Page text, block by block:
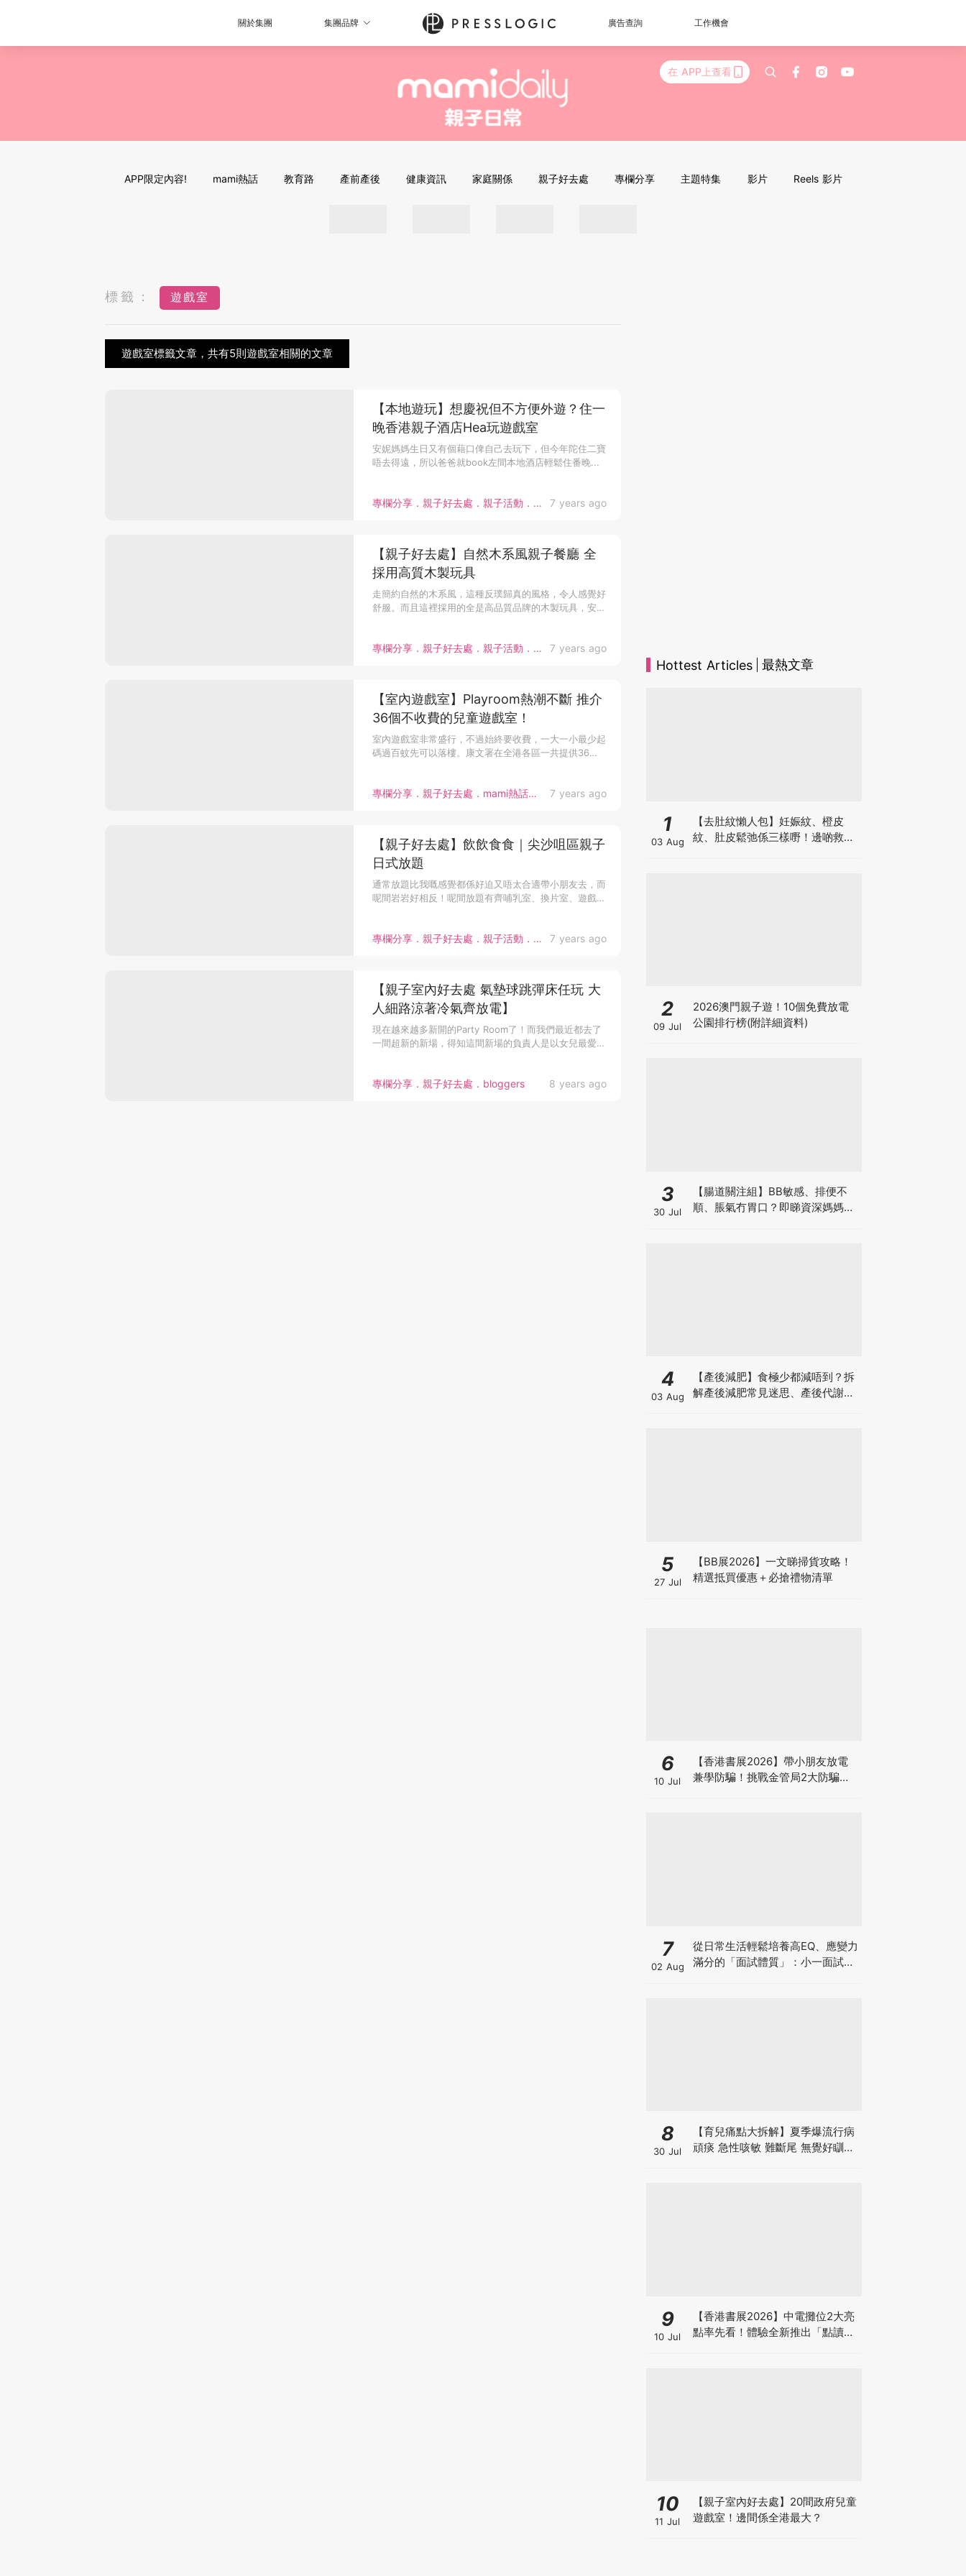
關於集團 集團品牌 廣告查詢 工作機會
在 APP上查看
APP限定內容! mami熱話 教育路 產前產後 健康資訊 家庭關係 親子好去處 專欄分享 主題特集 影片 Reels 影片
標籤： 遊戲室
遊戲室標籤文章，共有5則遊戲室相關的文章
專欄分享．親子好去處．親子活動．bloggers 7 years ago
【本地遊玩】想慶祝但不方便外遊？住一
晚香港親子酒店Hea玩遊戲室
安妮媽媽生日又有個藉口俾自己去玩下，但今年陀住二寶
唔去得遠，所以爸爸就book左間本地酒店輕鬆住番晚...
專欄分享．親子好去處．親子活動．bloggers 7 years ago
【親子好去處】自然木系風親子餐廳 全
採用高質木製玩具
走簡約自然的木系風，這種反璞歸真的風格，令人感覺好
舒服。而且這裡採用的全是高品質品牌的木製玩具，安
專欄分享．親子好去處．mami熱話．著數優惠．親子活動．bloggers 7 years ago
【室內遊戲室】Playroom熱潮不斷 推介
36個不收費的兒童遊戲室！
室內遊戲室非常盛行，不過始終要收費，一大一小最少起
碼過百蚊先可以落樓。康文署在全港各區一共提供36
專欄分享．親子好去處．親子活動．bloggers 7 years ago
【親子好去處】飲飲食食｜尖沙咀區親子
日式放題
通常放題比我嘅感覺都係好迫又唔太合適帶小朋友去，而
呢間岩岩好相反！呢間放題有齊哺乳室、換片室、遊戲
專欄分享．親子好去處．bloggers 8 years ago
【親子室內好去處 氣墊球跳彈床任玩 大
人細路涼著冷氣齊放電】
現在越來越多新開的Party Room了！而我們最近都去了
一間超新的新場，得知這間新場的負責人是以女兒最愛的
Hottest Articles 最熱文章
1
03 Aug
【去肚紋懶人包】妊娠紋、橙皮
紋、肚皮鬆弛係三樣嘢！邊啲救得
2
09 Jul
2026澳門親子遊！10個免費放電
公園排行榜(附詳細資料)
3
30 Jul
【腸道關注組】BB敏感、排便不
順、脹氣冇胃口？即睇資深媽媽分
4
03 Aug
【產後減肥】食極少都減唔到？拆
解產後減肥常見迷思、產後代謝、
5
27 Jul
【BB展2026】一文睇掃貨攻略！
精選抵買優惠＋必搶禮物清單
6
10 Jul
【香港書展2026】帶小朋友放電
兼學防騙！挑戰金管局2大防騙遊
7
02 Aug
從日常生活輕鬆培養高EQ、應變力
滿分的「面試體質」：小一面試最
8
30 Jul
【育兒痛點大拆解】夏季爆流行病
頑痰 急性咳敏 難斷尾 無覺好瞓？
9
10 Jul
【香港書展2026】中電攤位2大亮
點率先看！體驗全新推出「點讀故
10
11 Jul
【親子室內好去處】20間政府兒童
遊戲室！邊間係全港最大？